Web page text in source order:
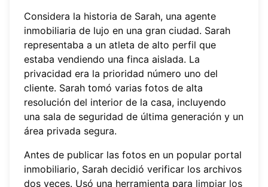
Considera la historia de Sarah, una agente
inmobiliaria de lujo en una gran ciudad. Sarah
representaba a un atleta de alto perfil que
estaba vendiendo una finca aislada. La
privacidad era la prioridad número uno del
cliente. Sarah tomó varias fotos de alta
resolución del interior de la casa, incluyendo
una sala de seguridad de última generación y un
área privada segura.
Antes de publicar las fotos en un popular portal
inmobiliario, Sarah decidió verificar los archivos
dos veces. Usó una herramienta para limpiar los